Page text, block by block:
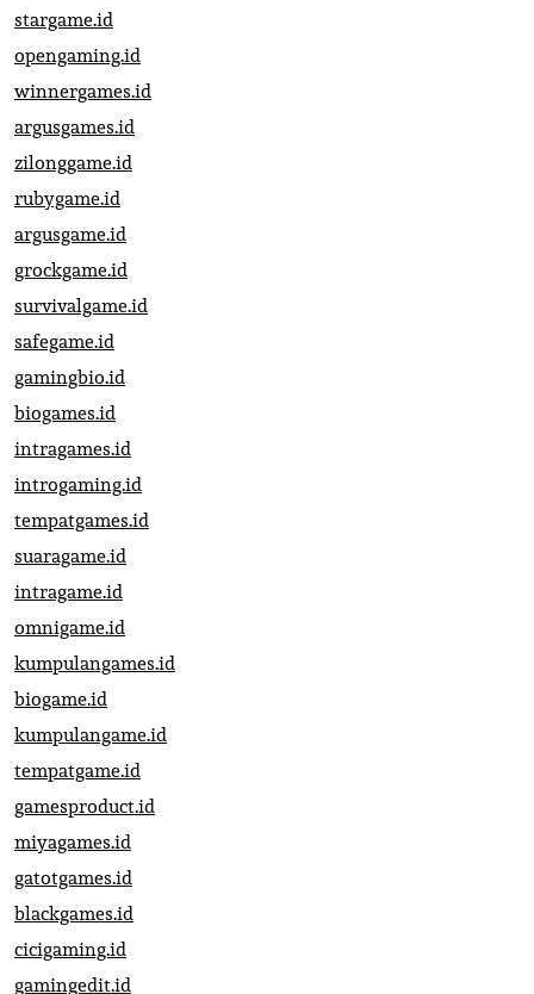
stargame.id
opengaming.id
winnergames.id
argusgames.id
zilonggame.id
rubygame.id
argusgame.id
grockgame.id
survivalgame.id
safegame.id
gamingbio.id
biogames.id
intragames.id
introgaming.id
tempatgames.id
suaragame.id
intragame.id
omnigame.id
kumpulangames.id
biogame.id
kumpulangame.id
tempatgame.id
gamesproduct.id
miyagames.id
gatotgames.id
blackgames.id
cicigaming.id
gamingedit.id